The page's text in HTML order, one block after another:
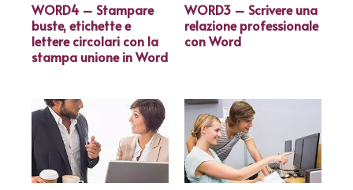
WORD4 – Stampare
buste, etichette e
lettere circolari con la
stampa unione in Word
WORD3 – Scrivere una
relazione professionale
con Word